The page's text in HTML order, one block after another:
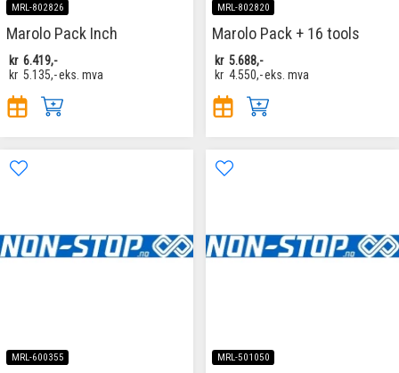
MRL-802826
Marolo Pack Inch
kr 6.419,-
kr 5.135,-eks. mva
MRL-802820
Marolo Pack + 16 tools
kr 5.688,-
kr 4.550,-eks. mva
MRL-600355 MRL-501050